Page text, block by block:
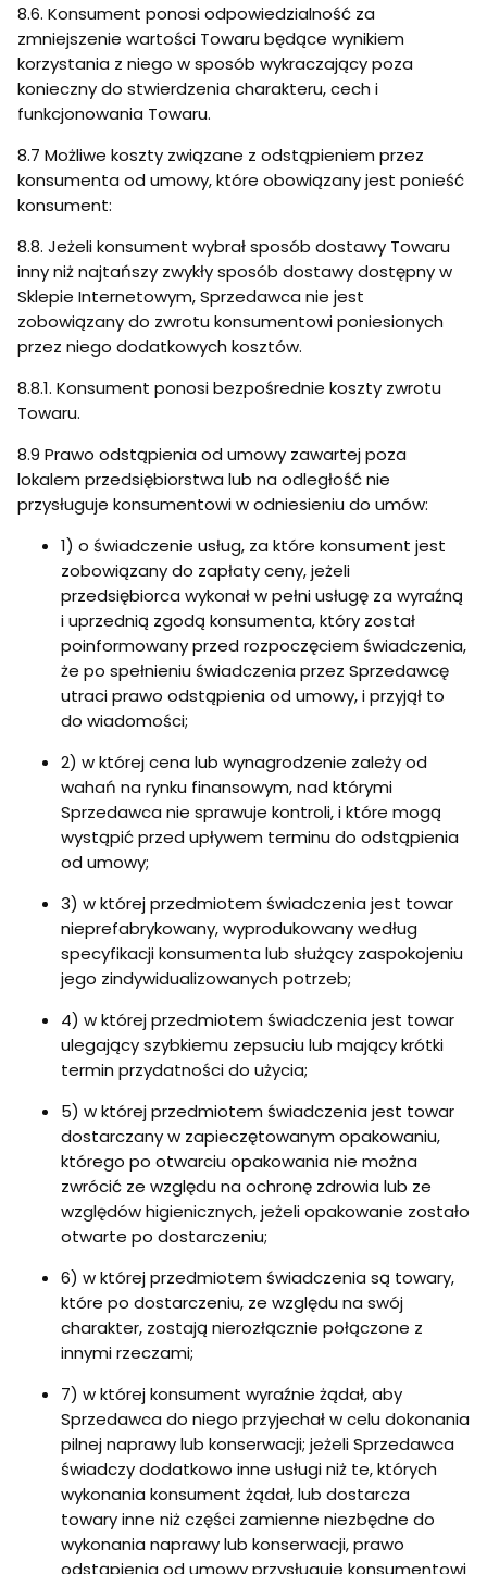
8.6. Konsument ponosi odpowiedzialność za
zmniejszenie wartości Towaru będące wynikiem
korzystania z niego w sposób wykraczający poza
konieczny do stwierdzenia charakteru, cech i
funkcjonowania Towaru.
8.7 Możliwe koszty związane z odstąpieniem przez
konsumenta od umowy, które obowiązany jest ponieść
konsument:
8.8. Jeżeli konsument wybrał sposób dostawy Towaru
inny niż najtańszy zwykły sposób dostawy dostępny w
Sklepie Internetowym, Sprzedawca nie jest
zobowiązany do zwrotu konsumentowi poniesionych
przez niego dodatkowych kosztów.
8.8.1. Konsument ponosi bezpośrednie koszty zwrotu
Towaru.
8.9 Prawo odstąpienia od umowy zawartej poza
lokalem przedsiębiorstwa lub na odległość nie
przysługuje konsumentowi w odniesieniu do umów:
1) o świadczenie usług, za które konsument jest
zobowiązany do zapłaty ceny, jeżeli
przedsiębiorca wykonał w pełni usługę za wyraźną
i uprzednią zgodą konsumenta, który został
poinformowany przed rozpoczęciem świadczenia,
że po spełnieniu świadczenia przez Sprzedawcę
utraci prawo odstąpienia od umowy, i przyjął to
do wiadomości;
2) w której cena lub wynagrodzenie zależy od
wahań na rynku finansowym, nad którymi
Sprzedawca nie sprawuje kontroli, i które mogą
wystąpić przed upływem terminu do odstąpienia
od umowy;
3) w której przedmiotem świadczenia jest towar
nieprefabrykowany, wyprodukowany według
specyfikacji konsumenta lub służący zaspokojeniu
jego zindywidualizowanych potrzeb;
4) w której przedmiotem świadczenia jest towar
ulegający szybkiemu zepsuciu lub mający krótki
termin przydatności do użycia;
5) w której przedmiotem świadczenia jest towar
dostarczany w zapieczętowanym opakowaniu,
którego po otwarciu opakowania nie można
zwrócić ze względu na ochronę zdrowia lub ze
względów higienicznych, jeżeli opakowanie zostało
otwarte po dostarczeniu;
6) w której przedmiotem świadczenia są towary,
które po dostarczeniu, ze względu na swój
charakter, zostają nierozłącznie połączone z
innymi rzeczami;
7) w której konsument wyraźnie żądał, aby
Sprzedawca do niego przyjechał w celu dokonania
pilnej naprawy lub konserwacji; jeżeli Sprzedawca
świadczy dodatkowo inne usługi niż te, których
wykonania konsument żądał, lub dostarcza
towary inne niż części zamienne niezbędne do
wykonania naprawy lub konserwacji, prawo
odstąpienia od umowy przysługuje konsumentowi